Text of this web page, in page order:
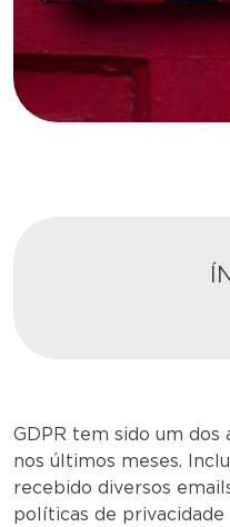
GDPR tem sido um dos
nos últimos meses.
recebido diversos
políticas de privacidade